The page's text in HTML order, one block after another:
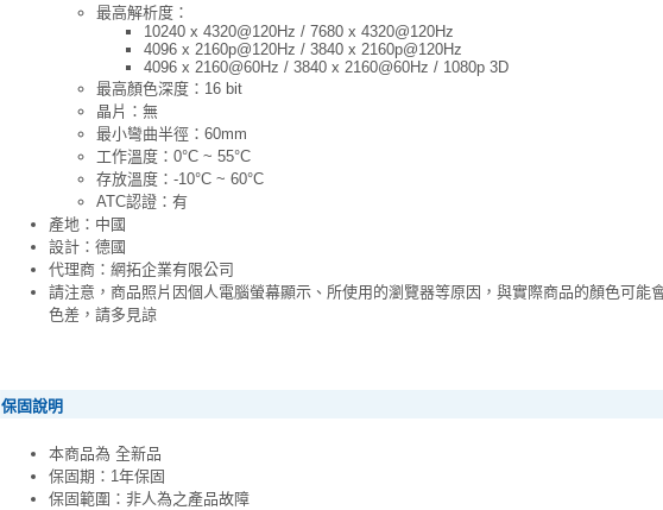
最高解析度：
10240 x 4320@120Hz / 7680 x 4320@120Hz
4096 x 2160p@120Hz / 3840 x 2160p@120Hz
4096 x 2160@60Hz / 3840 x 2160@60Hz / 1080p 3D
最高顏色深度：16 bit
晶片：無
最小彎曲半徑：60mm
工作溫度：0°C ~ 55°C
存放溫度：-10°C ~ 60°C
ATC認證：有
產地：中國
設計：德國
代理商：網拓企業有限公司
請注意，商品照片因個人電腦螢幕顯示、所使用的瀏覽器等原因，與實際商品的顏色可能
色差，請多見諒
保固說明
本商品為 全新品
保固期：1年保固
保固範圍：非人為之產品故障